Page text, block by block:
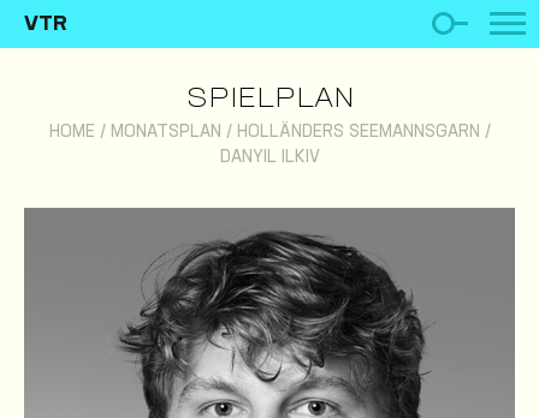
VTR
SPIELPLAN
HOME / MONATSPLAN / HOLLÄNDERS SEEMANNSGARN /
DANYIL ILKIV